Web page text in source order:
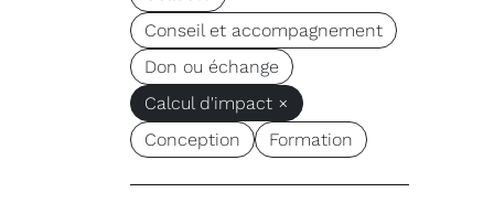
Conseil et accompagnement
Don ou échange
Calcul d'impact ×
Conception
Formation